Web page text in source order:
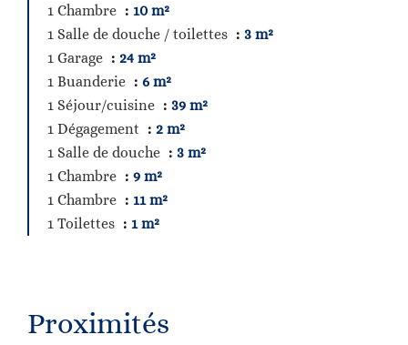
1 Chambre
10 m²
1 Salle de douche / toilettes
3 m²
1 Garage
24 m²
1 Buanderie
6 m²
1 Séjour/cuisine
39 m²
1 Dégagement
2 m²
1 Salle de douche
3 m²
1 Chambre
9 m²
1 Chambre
11 m²
1 Toilettes
1 m²
Proximités